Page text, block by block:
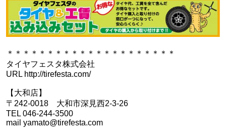
＊＊＊＊＊＊＊＊＊＊＊＊＊＊＊＊＊＊＊＊＊
タイヤフェスタ株式会社
URL http://tirefesta.com/
【大和店】
〒242-0018 大和市深見西2-3-26
TEL 046-244-3500
mail yamato@tirefesta.com